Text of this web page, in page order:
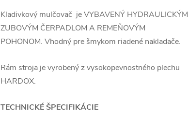
Kladivkový mulčovač je VYBAVENÝ HYDRAULICKÝM
ZUBOVÝM ČERPADLOM A REMEŇOVÝM
POHONOM. Vhodný pre šmykom riadené nakladače.
Rám stroja je vyrobený z vysokopevnostného plechu
HARDOX.
TECHNICKÉ ŠPECIFIKÁCIE